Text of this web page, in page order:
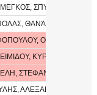
ΣΠΥΡΟΣ
ΘΑΝΆΣΗΣ
ΟΛΓΑ
ΚΥΡΙΑΚΉ
ΣΤΕΦΑΝΙΑ
ΑΛΕΞΑΝΔΡΟΣ